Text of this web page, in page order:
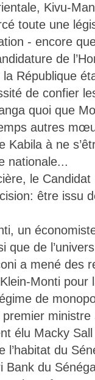
Kivu-
toute une
- encore
de
République
de confier
quoi que
autres
Kabila à ne
nationale...
le
être issu
un
que de
a mené des
Monti pour
de
ministre
élu Macky
du
Bank du